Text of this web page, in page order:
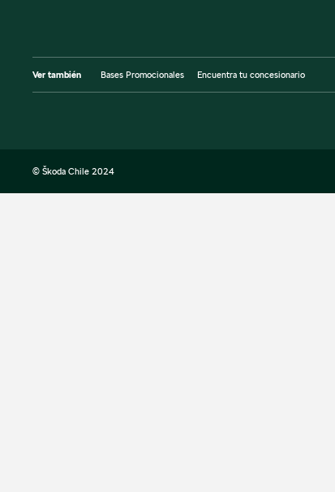
Ver también Bases Promocionales Encuentra tu concesionario
© Škoda Chile 2024